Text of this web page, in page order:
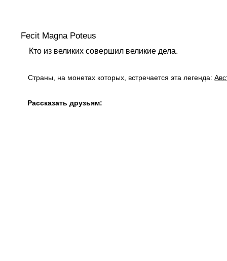
Fecit Magna Poteus
Кто из великих совершил великие дела.
Страны, на монетах которых, встречается эта легенда:
Рассказать друзьям: